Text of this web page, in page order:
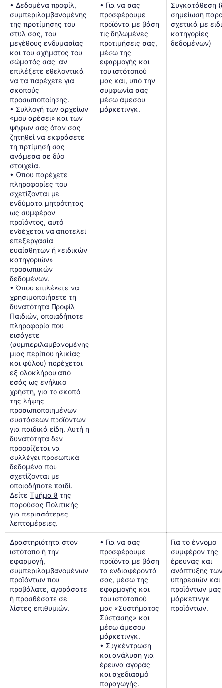
• Δεδομένα προφίλ,
συμπεριλαμβανομένης
της προτίμησης του
στυλ σας, του
μεγέθους ενδυμασίας
και του σχήματος του
σώματός σας, αν
επιλέξετε εθελοντικά
να τα παρέχετε για
σκοπούς
προσωποποίησης.
• Συλλογή των αρχείων
«μου αρέσει» και των
ψήφων σας όταν σας
ζητηθεί να εκφράσετε
τη πρτίμησή σας
ανάμεσα σε δύο
στοιχεία.
• Όπου παρέχετε
πληροφορίες που
σχετίζονται με
ενδύματα μητρότητας
ως συμφέρον
προϊόντος, αυτό
ενδέχεται να αποτελεί
επεξεργασία
ευαίσθητων ή «ειδικών
κατηγοριών»
προσωπικών
δεδομένων.
• Όπου επιλέγετε να
χρησιμοποιήσετε τη
δυνατότητα Προφίλ
Παιδιών, οποιαδήποτε
πληροφορία που
εισάγετε
(συμπεριλαμβανομένης
μιας περίπου ηλικίας
και φύλου) παρέχεται
εξ ολοκλήρου από
εσάς ως ενήλικο
χρήστη, για το σκοπό
της λήψης
προσωποποιημένων
συστάσεων προϊόντων
για παιδικά είδη. Αυτή η
δυνατότητα δεν
προορίζεται να
συλλέγει προσωπικά
δεδομένα που
σχετίζονται με
οποιοδήποτε παιδί.
ΔείτεΤμήμα 8 της
παρούσας Πολιτικής
για περισσότερες
λεπτομέρειες.
• Για να σας
προσφέρουμε
προϊόντα με βάση
τις δηλωμένες
προτιμήσεις σας,
μέσω της
εφαρμογής και
του ιστότοπού
μας και, υπό την
συμφωνία σας
μέσω άμεσου
μάρκετινγκ.
Συγκατάθεση
σημείωση
σχετικά με
κατηγορίες
δεδομένων)
Δραστηριότητα στον
ιστότοπο ή την
εφαρμογή,
συμπεριλαμβανομένων
προϊόντων που
προβάλατε, αγοράσατε
ή προσθέσατε σε
λίστες επιθυμιών.
• Για να σας
προσφέρουμε
προϊόντα με βάση
τα ενδιαφέροντά
σας, μέσω της
εφαρμογής και
του ιστότοπού
μας «Συστήματος
Σύστασης» και
μέσω άμεσου
μάρκετινγκ.
• Συγκέντρωση
και ανάλυση για
έρευνα αγοράς
και σχεδιασμό
παραγωγής.
Για το έννομο
συμφέρον της
έρευνας και
ανάπτυξης
υπηρεσιών και
προϊόντων μας
μάρκετινγκ
προϊόντων.